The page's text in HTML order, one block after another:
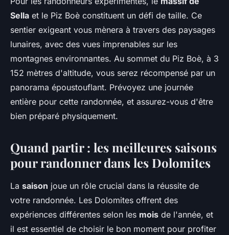
Sella et le Piz Boè constituent un défi de taille. Ce
sentier exigeant vous mènera à travers des paysages
lunaires, avec des vues imprenables sur les
montagnes environnantes. Au sommet du Piz Boè, à 3
152 mètres d'altitude, vous serez récompensé par un
panorama époustouflant. Prévoyez une journée
entière pour cette randonnée, et assurez-vous d'être
bien préparé physiquement.
Quand partir : les meilleures saisons
pour randonner dans les Dolomites
La saison joue un rôle crucial dans la réussite de
votre randonnée. Les Dolomites offrent des
expériences différentes selon les mois de l'année, et
il est essentiel de choisir le bon moment pour profiter